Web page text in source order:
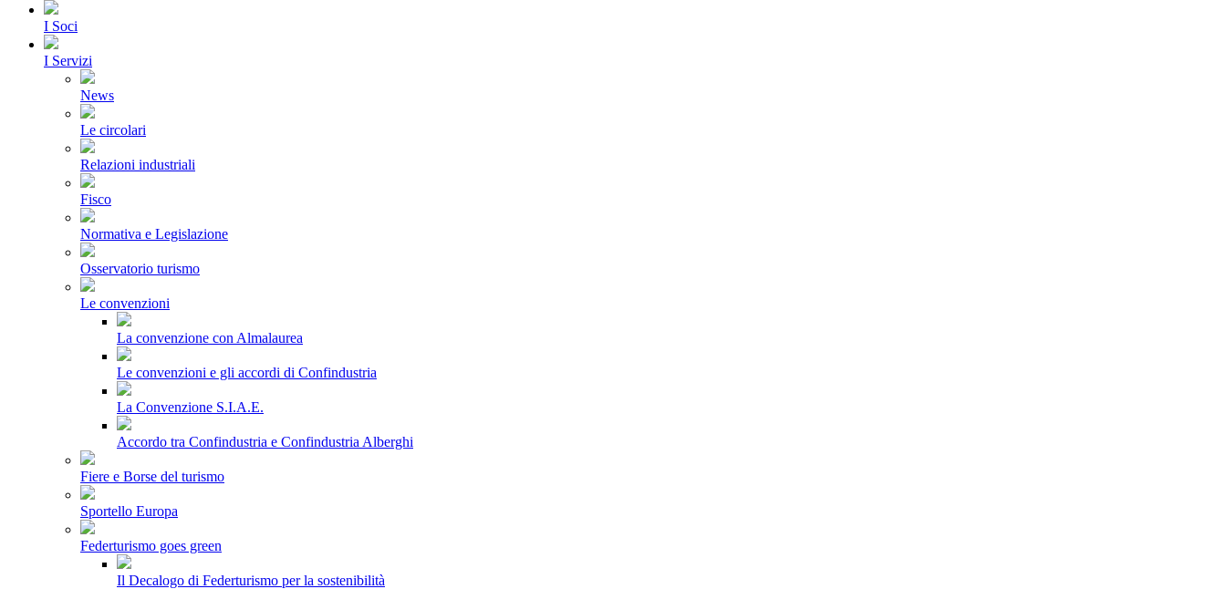
I Soci
I Servizi
News
Le circolari
Relazioni industriali
Fisco
Normativa e Legislazione
Osservatorio turismo
Le convenzioni
La convenzione con Almalaurea
Le convenzioni e gli accordi di Confindustria
La Convenzione S.I.A.E.
Accordo tra Confindustria e Confindustria Alberghi
Fiere e Borse del turismo
Sportello Europa
Federturismo goes green
Il Decalogo di Federturismo per la sostenibilità